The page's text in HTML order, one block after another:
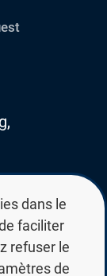
dans le
faciliter
refuser le
de